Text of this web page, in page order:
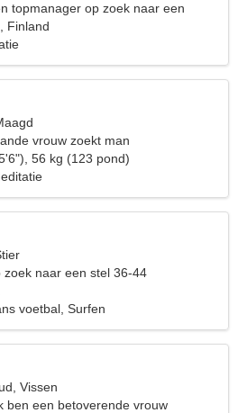
topmanager op zoek naar een
vrouw
Finland
vrouw zoekt man
56 kg (123 pond)
zoek naar een stel 36-44
voetbal, Surfen
Vissen
ben een betoverende vrouw